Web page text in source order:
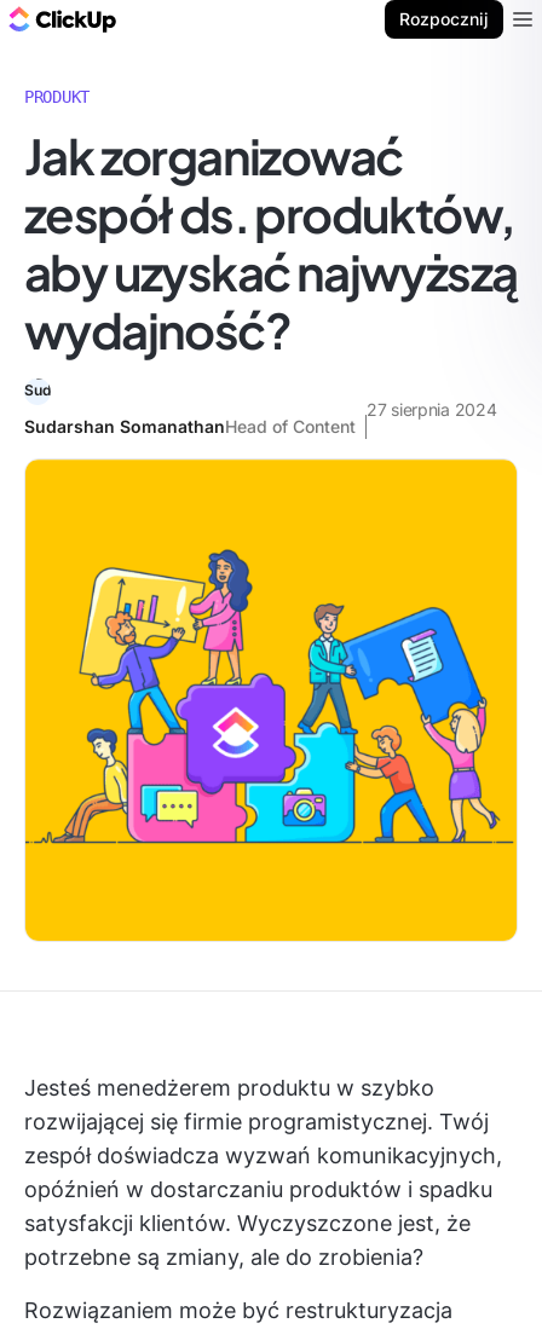
Rozpocznij
PRODUKT
Jak zorganizować
zespół ds. produktów,
aby uzyskać najwyższą
wydajność?
Sudarshan SomanathanHead of Content
27 sierpnia 2024
Jesteś menedżerem produktu w szybko
rozwijającej się firmie programistycznej. Twój
zespół doświadcza wyzwań komunikacyjnych,
opóźnień w dostarczaniu produktów i spadku
satysfakcji klientów. Wyczyszczone jest, że
potrzebne są zmiany, ale do zrobienia?
Rozwiązaniem może być restrukturyzacja